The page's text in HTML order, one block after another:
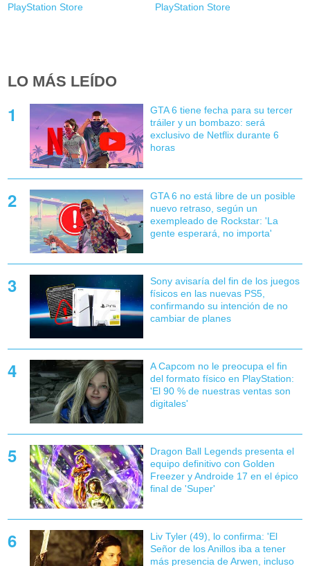
PlayStation Store
PlayStation Store
LO MÁS LEÍDO
GTA 6 tiene fecha para su tercer
tráiler y un bombazo: será
exclusivo de Netflix durante 6
horas
GTA 6 no está libre de un posible
nuevo retraso, según un
exempleado de Rockstar: 'La
gente esperará, no importa'
Sony avisaría del fin de los juegos
físicos en las nuevas PS5,
confirmando su intención de no
cambiar de planes
A Capcom no le preocupa el fin
del formato físico en PlayStation:
'El 90 % de nuestras ventas son
digitales'
Dragon Ball Legends presenta el
equipo definitivo con Golden
Freezer y Androide 17 en el épico
final de 'Super'
Liv Tyler (49), lo confirma: 'El
Señor de los Anillos iba a tener
más presencia de Arwen, incluso